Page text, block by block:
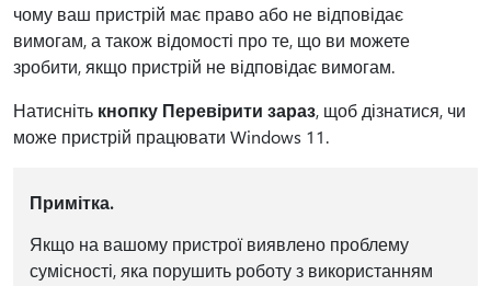
чому ваш пристрій має право або не відповідає
вимогам, а також відомості про те, що ви можете
зробити, якщо пристрій не відповідає вимогам.
Натисніть кнопку Перевірити зараз, щоб дізнатися, чи
може пристрій працювати Windows 11.
Примітка.
Якщо на вашому пристрої виявлено проблему
сумісності, яка порушить роботу з використанням